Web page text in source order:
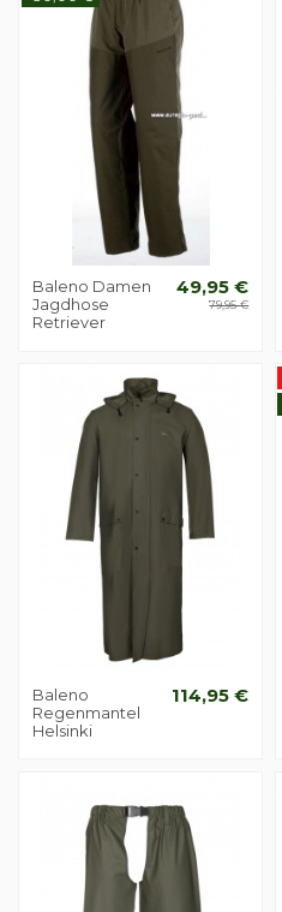
Baleno Damen
Jagdhose
Retriever
49,95 €
79,95 €
Baleno
Regenmantel
Helsinki
114,95 €